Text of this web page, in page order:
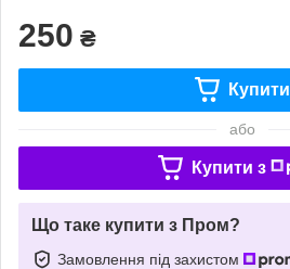
250 ₴
Купити
або
Купити з
Що таке купити з Пром?
Замовлення під захистом